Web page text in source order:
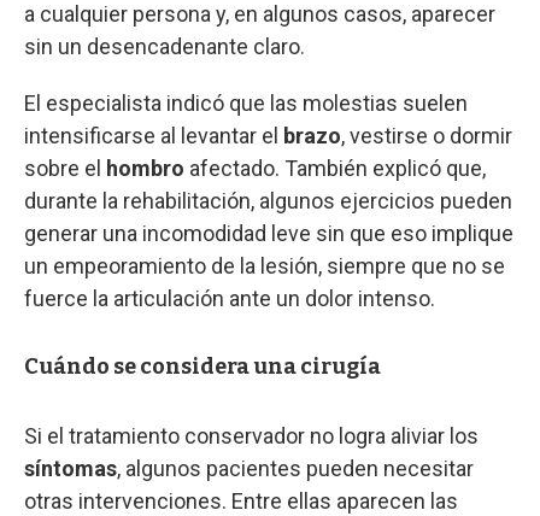
a cualquier persona y, en algunos casos, aparecer
sin un desencadenante claro.
El especialista indicó que las molestias suelen
intensificarse al levantar el brazo, vestirse o dormir
sobre el hombro afectado. También explicó que,
durante la rehabilitación, algunos ejercicios pueden
generar una incomodidad leve sin que eso implique
un empeoramiento de la lesión, siempre que no se
fuerce la articulación ante un dolor intenso.
Cuándo se considera una cirugía
Si el tratamiento conservador no logra aliviar los
síntomas, algunos pacientes pueden necesitar
otras intervenciones. Entre ellas aparecen las